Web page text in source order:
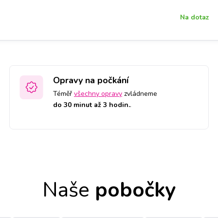
Na dotaz
Opravy na počkání
Téměř všechny opravy zvládneme
do 30 minut až 3 hodin..
Naše pobočky